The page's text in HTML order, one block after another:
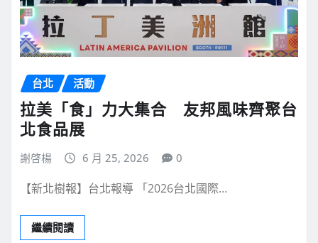
台北 活動
拉美「食」力大集合 友邦風味齊聚台
北食品展
謝啓楊 6 月 25, 2026 0
【新北樹報】台北報導 「2026台北國際…
繼續閱讀